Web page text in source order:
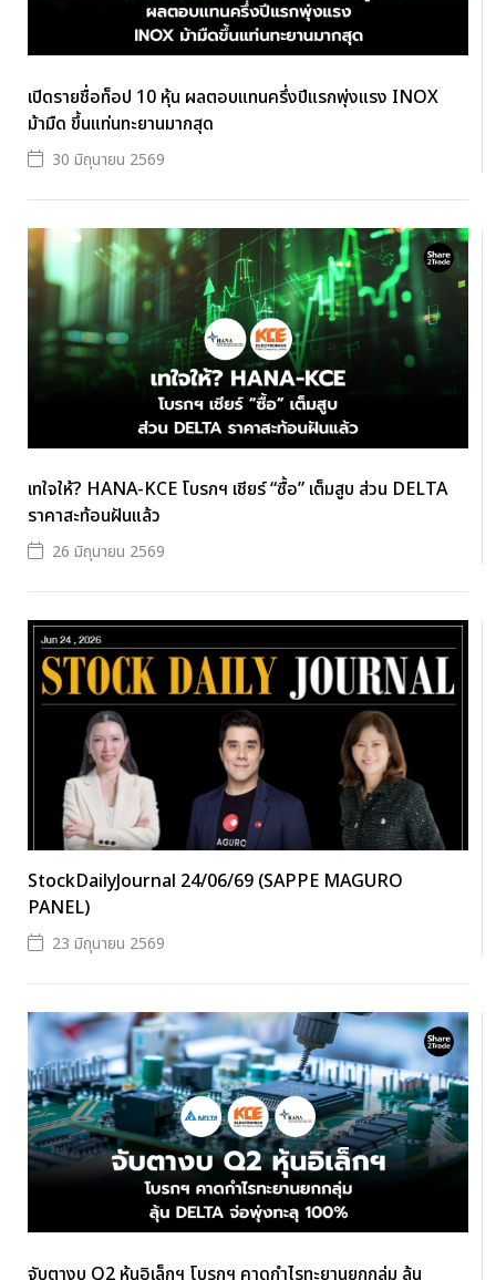
เปิดรายชื่อท็อป 10 หุ้น ผลตอบแทนครึ่งปีแรกพุ่งแรง INOX
ม้ามืด ขึ้นแท่นทะยานมากสุด
30 มิถุนายน 2569
เทใจให้? HANA-KCE โบรกฯ เชียร์ “ซื้อ” เต็มสูบ ส่วน DELTA
ราคาสะท้อนฝันแล้ว
26 มิถุนายน 2569
StockDailyJournal 24/06/69 (SAPPE MAGURO
PANEL)
23 มิถุนายน 2569
จับตางบ Q2 หุ้นอิเล็กฯ โบรกฯ คาดกำไรทะยานยกกลุ่ม ลุ้น